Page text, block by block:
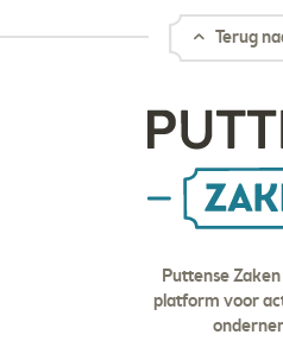
Terug
Puttense
platform voor